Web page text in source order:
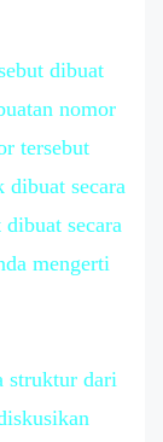
dibuat
nomor
tersebut
dibuat secara
dibuat secara
mengerti
struktur dari